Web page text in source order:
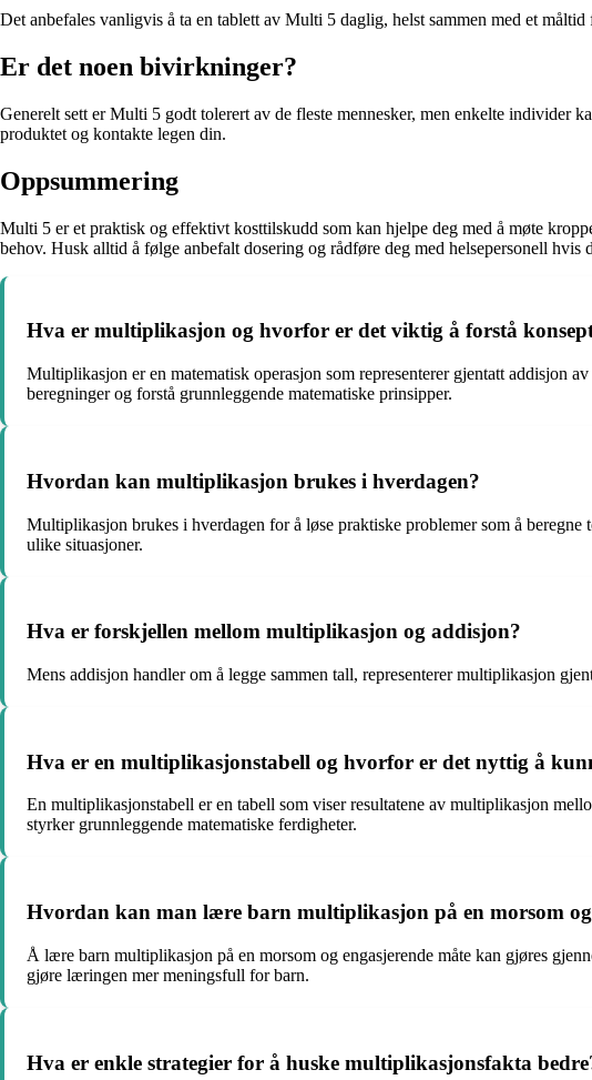
Det anbefales vanligvis å ta en tablett av Multi 5 daglig, helst sammen med et
Er det noen bivirkninger?
Generelt sett er Multi 5 godt tolerert av de fleste mennesker, men enkelte individer
produktet og kontakte legen din.
Oppsummering
Multi 5 er et praktisk og effektivt kosttilskudd som kan hjelpe deg med å møte
behov. Husk alltid å følge anbefalt dosering og rådføre deg med helsepersonell
Hva er multiplikasjon og hvorfor er det viktig å forstå
Multiplikasjon er en matematisk operasjon som representerer gjentatt addisjon
beregninger og forstå grunnleggende matematiske prinsipper.
Hvordan kan multiplikasjon brukes i hverdagen?
Multiplikasjon brukes i hverdagen for å løse praktiske problemer som å
ulike situasjoner.
Hva er forskjellen mellom multiplikasjon og addisjon?
Mens addisjon handler om å legge sammen tall, representerer multiplikasjon
Hva er en multiplikasjonstabell og hvorfor er det nyttig å
En multiplikasjonstabell er en tabell som viser resultatene av multiplikasjon
styrker grunnleggende matematiske ferdigheter.
Hvordan kan man lære barn multiplikasjon på en morsom og
Å lære barn multiplikasjon på en morsom og engasjerende måte kan gjøres
gjøre læringen mer meningsfull for barn.
Hva er enkle strategier for å huske multiplikasjonsfakta